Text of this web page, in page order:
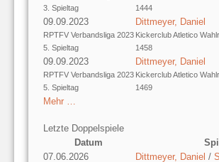
3. Spieltag
1444
09.09.2023
RPTFV Verbandsliga 2023
5. Spieltag
Dittmeyer, Daniel
Kickerclub Atletico
1458
09.09.2023
RPTFV Verbandsliga 2023
5. Spieltag
Dittmeyer, Daniel
Kickerclub Atletico
1469
Mehr …
Letzte Doppelspiele
Datum
07.06.2026
Dittmeyer, Daniel /